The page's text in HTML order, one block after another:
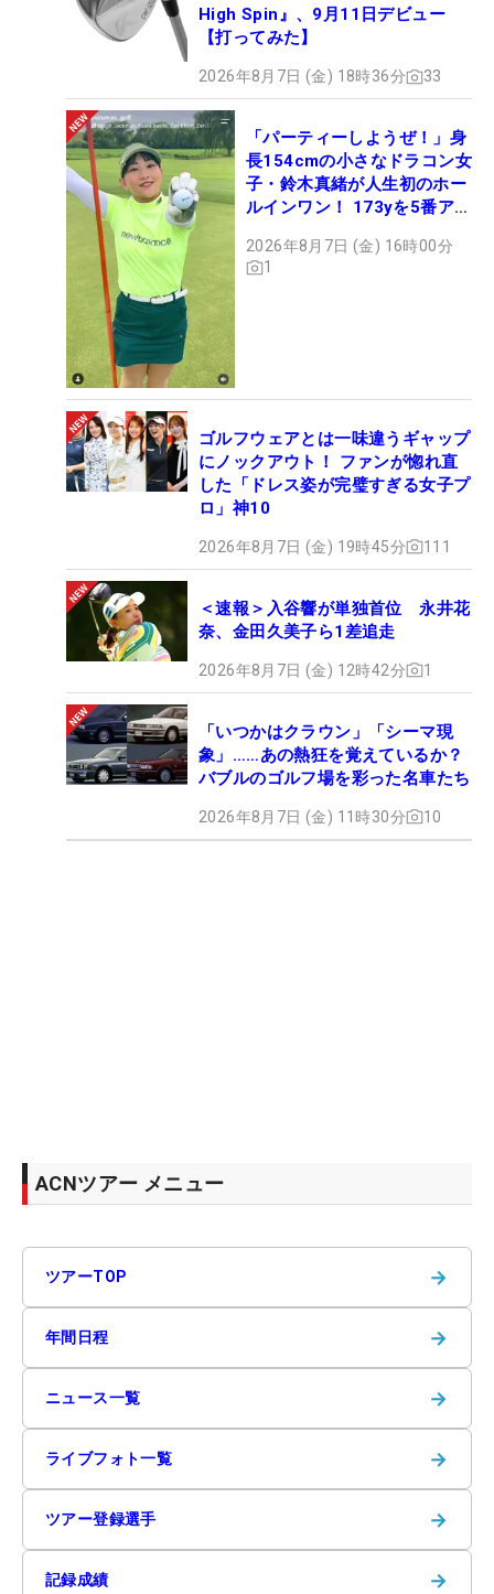
High Spin』、9月11日デビュー
【打ってみた】
2026年8月7日 (金) 18時36分 33
「パーティーしようぜ！」身
長154cmの小さなドラコン女
子・鈴木真緒が人生初のホー
ルインワン！ 173yを5番アイ
2026年8月7日 (金) 16時00分
1
ゴルフウェアとは一味違うギャップ
にノックアウト！ ファンが惚れ直
した「ドレス姿が完璧すぎる女子プ
ロ」神10
2026年8月7日 (金) 19時45分 111
＜速報＞入谷響が単独首位 永井花
奈、金田久美子ら1差追走
2026年8月7日 (金) 12時42分 1
「いつかはクラウン」「シーマ現
象」……あの熱狂を覚えているか？
バブルのゴルフ場を彩った名車たち
2026年8月7日 (金) 11時30分 10
ACNツアー メニュー
ツアーTOP →
年間日程 →
ニュース一覧 →
ライブフォト一覧 →
ツアー登録選手 →
記録成績 →